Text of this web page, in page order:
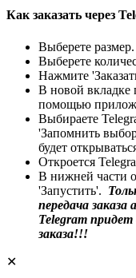
Как заказать через
Выберете размер.
Выберете
Нажмите
В новой вкладке
помощью
Выбираете
'Запомнить
будет
Откроется
В нижней части
'Запустить'.
передача
Telegram
заказа!!!
✕